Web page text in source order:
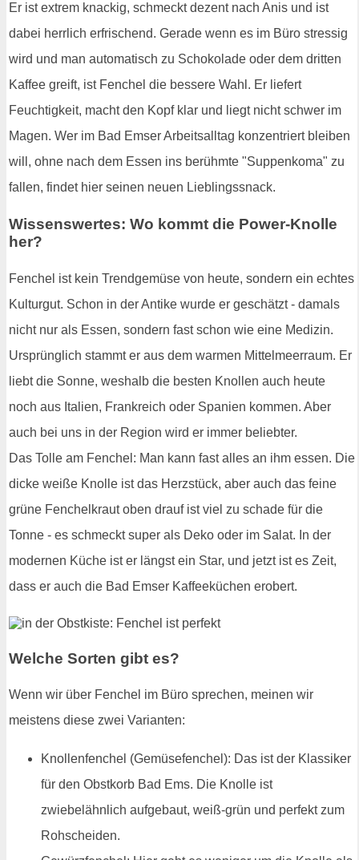
Er ist extrem knackig, schmeckt dezent nach Anis und ist
dabei herrlich erfrischend. Gerade wenn es im Büro stressig
wird und man automatisch zu Schokolade oder dem dritten
Kaffee greift, ist Fenchel die bessere Wahl. Er liefert
Feuchtigkeit, macht den Kopf klar und liegt nicht schwer im
Magen. Wer im Bad Emser Arbeitsalltag konzentriert bleiben
will, ohne nach dem Essen ins berühmte "Suppenkoma" zu
fallen, findet hier seinen neuen Lieblingssnack.
Wissenswertes: Wo kommt die Power-Knolle
her?
Fenchel ist kein Trendgemüse von heute, sondern ein echtes
Kulturgut. Schon in der Antike wurde er geschätzt - damals
nicht nur als Essen, sondern fast schon wie eine Medizin.
Ursprünglich stammt er aus dem warmen Mittelmeerraum. Er
liebt die Sonne, weshalb die besten Knollen auch heute
noch aus Italien, Frankreich oder Spanien kommen. Aber
auch bei uns in der Region wird er immer beliebter.
Das Tolle am Fenchel: Man kann fast alles an ihm essen. Die
dicke weiße Knolle ist das Herzstück, aber auch das feine
grüne Fenchelkraut oben drauf ist viel zu schade für die
Tonne - es schmeckt super als Deko oder im Salat. In der
modernen Küche ist er längst ein Star, und jetzt ist es Zeit,
dass er auch die Bad Emser Kaffeeküchen erobert.
Welche Sorten gibt es?
Wenn wir über Fenchel im Büro sprechen, meinen wir
meistens diese zwei Varianten:
Knollenfenchel (Gemüsefenchel): Das ist der Klassiker
für den Obstkorb Bad Ems. Die Knolle ist
zwiebelähnlich aufgebaut, weiß-grün und perfekt zum
Rohscheiden.